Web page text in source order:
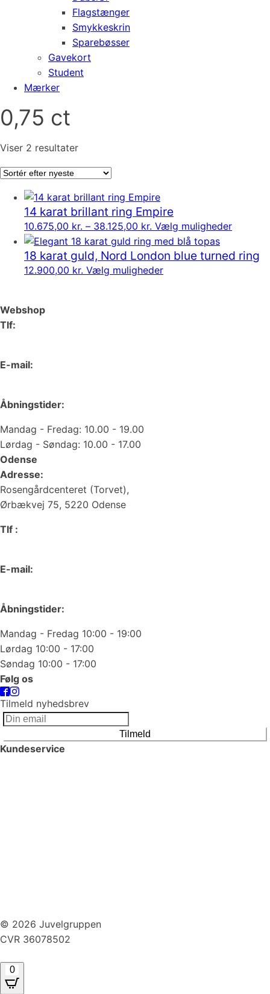
Flagstænger
Smykkeskrin
Sparebøsser
Gavekort
Student
Mærker
0,75 ct
Viser 2 resultaterSorteret
seneste
14 karat brillant ring Empire
10.675,00 kr. – 38.125,00 kr. Prisinterval:
10.675,00 kr.
til
38.125,00 kr.
Vælg mulighederDette
har
18 karat guld, Nord London blue turned ring
12.900,00 kr. Vælg muligheder
Webshop
Tlf:
E-mail:
Åbningstider:
Mandag - Fredag: 10.00 - 19.00
Lørdag - Søndag: 10.00 - 17.00
Odense
Adresse:
Rosengårdcenteret (Torvet),
Ørbækvej 75, 5220 Odense
Tlf :
E-mail:
Åbningstider:
Mandag - Fredag 10:00 - 19:00
Lørdag 10:00 - 17:00
Søndag 10:00 - 17:00
Følg os
Tilmeld nyhedsbrev
Tilmeld
Kundeservice
© 2026 Juvelgruppen
CVR 36078502
0